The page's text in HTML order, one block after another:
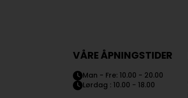
VÅRE ÅPNINGSTIDER
Man - Fre: 10.00 - 20.00
Lørdag : 10.00 - 18.00